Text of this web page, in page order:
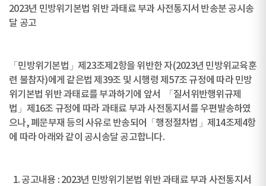
2023년 민방위기본법 위반 과태료 부과 사전통지서 반송분 공시송
달 공고
「민방위기본법」제23조제2항을 위반한 자(2023년 민방위교육훈
련 불참자)에게 같은법 제39조 및 시행령 제57조 규정에 따라 민방
위기본법 위반 과태료를 부과하기에 앞서 「질서위반행위규제
법」제16조 규정에 따라 과태료 부과 사전통지서를 우편발송하였
으나, 폐문부재 등의 사유로 반송되어「행정절차법」제14조제4항
에 따라 아래와 같이 공시송달 공고합니다.
1. 공고내용 : 2023년 민방위기본법 위반 과태료 부과 사전통지서